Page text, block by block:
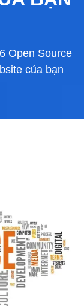
6 Open Source
của bạn